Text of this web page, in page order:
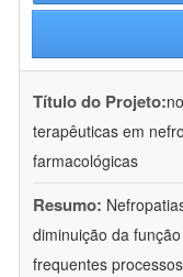
Título do Projeto:
terapêuticas em
farmacológicas
Resumo:
diminuição da
frequentes